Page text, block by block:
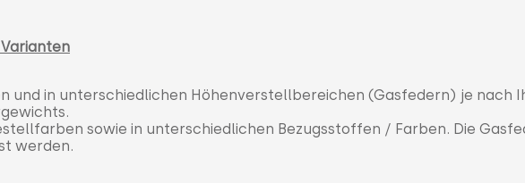
und in unterschiedlichen Höhenverstellbereichen (Gasfedern) je nach
sowie in unterschiedlichen Bezugsstoffen / Farben. Die
werden.